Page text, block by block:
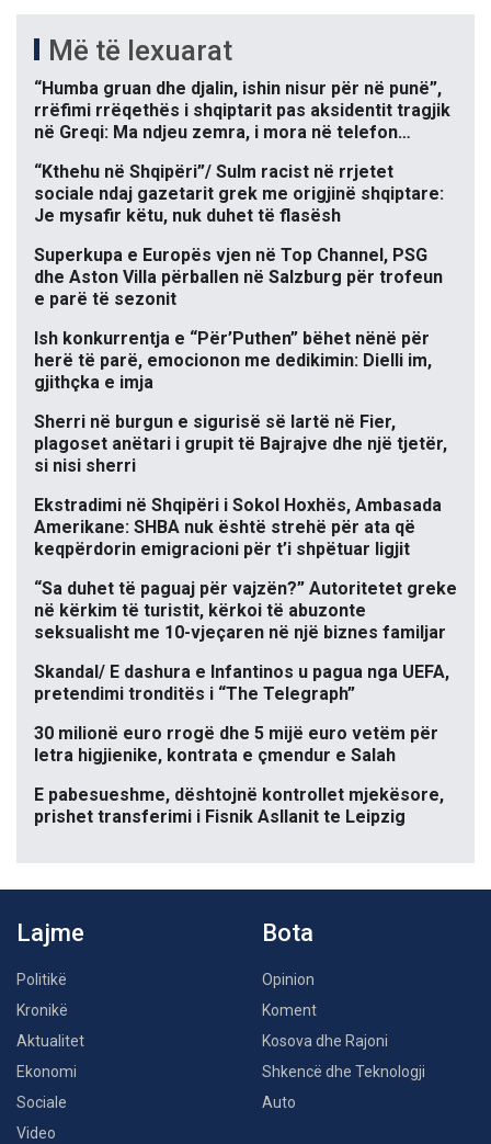
Më të lexuarat
“Humba gruan dhe djalin, ishin nisur për në punë”,
rrëfimi rrëqethës i shqiptarit pas aksidentit tragjik
në Greqi: Ma ndjeu zemra, i mora në telefon…
“Kthehu në Shqipëri”/ Sulm racist në rrjetet
sociale ndaj gazetarit grek me origjinë shqiptare:
Je mysafir këtu, nuk duhet të flasësh
Superkupa e Europës vjen në Top Channel, PSG
dhe Aston Villa përballen në Salzburg për trofeun
e parë të sezonit
Ish konkurrentja e “Për’Puthen” bëhet nënë për
herë të parë, emocionon me dedikimin: Dielli im,
gjithçka e imja
Sherri në burgun e sigurisë së lartë në Fier,
plagoset anëtari i grupit të Bajrajve dhe një tjetër,
si nisi sherri
Ekstradimi në Shqipëri i Sokol Hoxhës, Ambasada
Amerikane: SHBA nuk është strehë për ata që
keqpërdorin emigracioni për t’i shpëtuar ligjit
“Sa duhet të paguaj për vajzën?” Autoritetet greke
në kërkim të turistit, kërkoi të abuzonte
seksualisht me 10-vjeçaren në një biznes familjar
Skandal/ E dashura e Infantinos u pagua nga UEFA,
pretendimi tronditës i “The Telegraph”
30 milionë euro rrogë dhe 5 mijë euro vetëm për
letra higjienike, kontrata e çmendur e Salah
E pabesueshme, dështojnë kontrollet mjekësore,
prishet transferimi i Fisnik Asllanit te Leipzig
Lajme
Politikë
Kronikë
Aktualitet
Ekonomi
Sociale
Video
Bota
Opinion
Koment
Kosova dhe Rajoni
Shkencë dhe Teknologji
Auto